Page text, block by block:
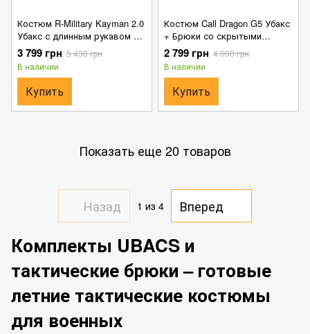
Костюм R-Military Kayman 2.0
Убакс с длинным рукавом +
Брюки с манжетами на
липучках мультикам размер
S
3 799 грн 5 430 грн
В наличии
Купить
Костюм Call Dragon G5 Убакс
+ Брюки со скрытыми
наколенниками мультикам
размер S
2 799 грн 4 000 грн
В наличии
Купить
Показать еще 20 товаров
Назад 1 из 4 Вперед
Комплекты UBACS и
тактические брюки – готовые
летние тактические костюмы
для военных